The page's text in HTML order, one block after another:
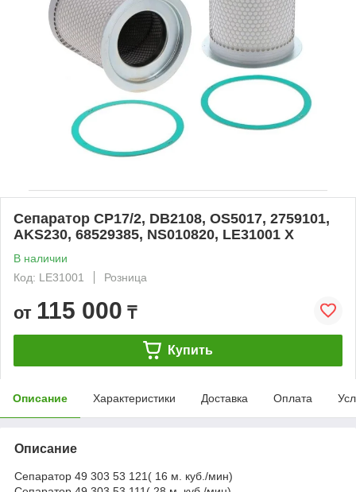
Сепаратор СР17/2, DB2108, OS5017, 2759101,
AKS230, 68529385, NS010820, LE31001 X
В наличии
Код: LE31001
Розница
от 115 000 ₸
Купить
Описание Характеристики Доставка Оплата
Описание
Сепаратор 49 303 53 121( 16 м. куб./мин)